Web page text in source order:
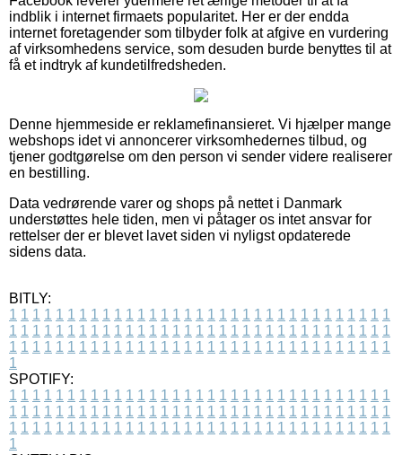
indblik i internet firmaets popularitet. Her er der endda
internet foretagender som tilbyder folk at afgive en vurdering
af virksomhedens service, som desuden burde benyttes til at
få et indtryk af kundetilfredsheden.
Denne hjemmeside er reklamefinansieret. Vi hjælper mange
webshops idet vi annoncerer virksomhedernes tilbud, og
tjener godtgørelse om den person vi sender videre realiserer
en bestilling.
Data vedrørende varer og shops på nettet i Danmark
understøttes hele tiden, men vi påtager os intet ansvar for
rettelser der er blevet lavet siden vi nyligst opdaterede
sidens data.
BITLY:
1 1 1 1 1 1 1 1 1 1 1 1 1 1 1 1 1 1 1 1 1 1 1 1 1 1 1 1 1 1 1 1 1
1 1 1 1 1 1 1 1 1 1 1 1 1 1 1 1 1 1 1 1 1 1 1 1 1 1 1 1 1 1 1 1 1
1 1 1 1 1 1 1 1 1 1 1 1 1 1 1 1 1 1 1 1 1 1 1 1 1 1 1 1 1 1 1 1 1
1
SPOTIFY:
1 1 1 1 1 1 1 1 1 1 1 1 1 1 1 1 1 1 1 1 1 1 1 1 1 1 1 1 1 1 1 1 1
1 1 1 1 1 1 1 1 1 1 1 1 1 1 1 1 1 1 1 1 1 1 1 1 1 1 1 1 1 1 1 1 1
1 1 1 1 1 1 1 1 1 1 1 1 1 1 1 1 1 1 1 1 1 1 1 1 1 1 1 1 1 1 1 1 1
1